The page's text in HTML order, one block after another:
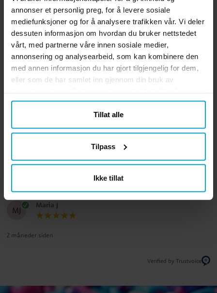
annonser et personlig preg, for å levere sosiale
mediefunksjoner og for å analysere trafikken vår. Vi deler
dessuten informasjon om hvordan du bruker nettstedet
vårt, med partnerne våre innen sosiale medier,
annonsering og analysearbeid, som kan kombinere den
med annen informasjon du har gjort tilgjengelig for dem,
eller som de har samlet inn gjennom din bruk av
helst.
Tillat alle
Tilpass
Ikke tillat
Bondegård -
Flaggirlander 200 cm
: kr 69,00
kr 69,00
KJØP
LOL Surprise -
Bursdagspakke 8-24
personer
Pris kr 199,00
kr 199,00
GÅ TIL
5.0
4☆
☆
MJ
Maria J
2 måneder siden
Verified by Trustvoice